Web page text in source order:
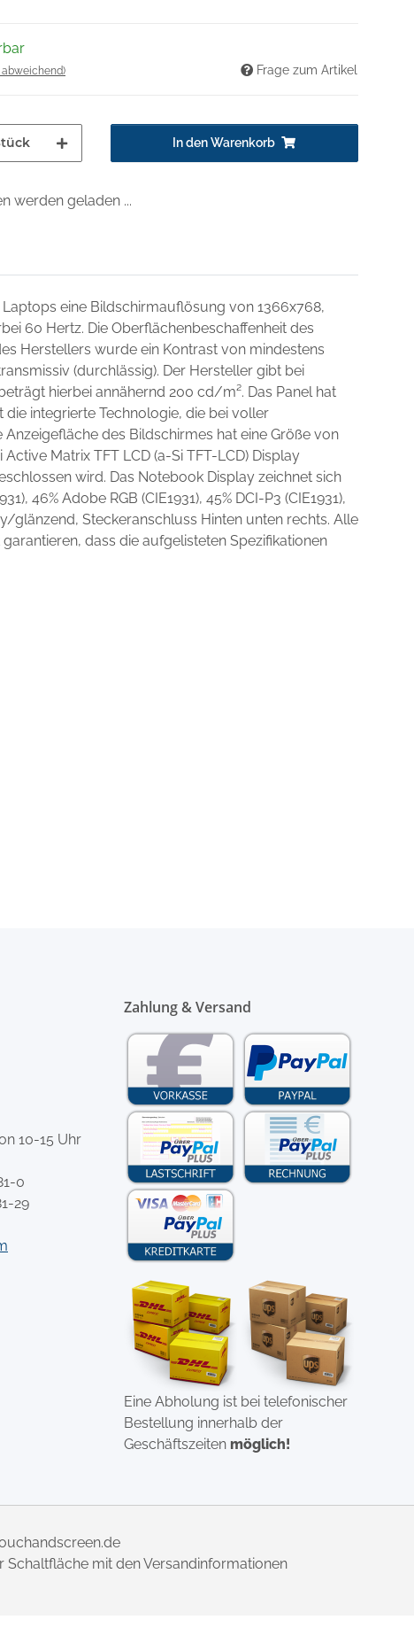
abweichend) Frage zum Artikel
In den Warenkorb
werden geladen ...
eine Bildschirmauflösung von 1366x768,
60 Hertz. Die Oberflächenbeschaffenheit des
Herstellers wurde ein Kontrast von mindestens
(durchlässig). Der Hersteller gibt bei
hierbei annähernd 200 cd/m². Das Panel hat
die integrierte Technologie, die bei voller
des Bildschirmes hat eine Größe von
Matrix TFT LCD (a-Si TFT-LCD) Display
wird. Das Notebook Display zeichnet sich
46% Adobe RGB (CIE1931), 45% DCI-P3 (CIE1931),
glänzend, Steckeranschluss Hinten unten rechts. Alle
dass die aufgelisteten Spezifikationen
10-15 Uhr
0
29
Zahlung & Versand
Eine Abholung ist bei telefonischer
Bestellung innerhalb der
Geschäftszeiten möglich!
Schaltfläche mit den Versandinformationen